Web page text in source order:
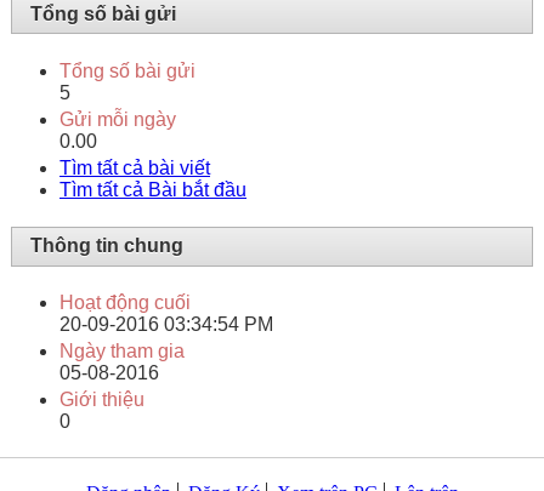
Tổng số bài gửi
Tổng số bài gửi
5
Gửi mỗi ngày
0.00
Tìm tất cả bài viết
Tìm tất cả Bài bắt đầu
Thông tin chung
Hoạt động cuối
20-09-2016 03:34:54 PM
Ngày tham gia
05-08-2016
Giới thiệu
0